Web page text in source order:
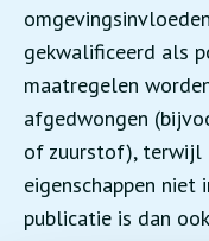
gekwalificeerd als
maatregelen
afgedwongen
of zuurstof),
eigenschappen
publicatie is dan